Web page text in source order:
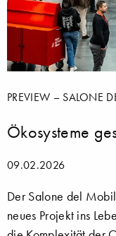
PREVIEW – SALONE
Ökosysteme
09.02.2026
Der Salone del
neues Projekt ins